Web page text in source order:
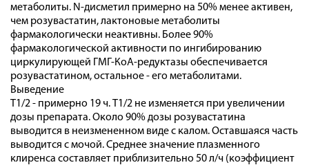
метаболиты. N-дисметил примерно на 50% менее активен,
чем розувастатин, лактоновые метаболиты
фармакологически неактивны. Более 90%
фармакологической активности по ингибированию
циркулирующей ГМГ-КоА-редуктазы обеспечивается
розувастатином, остальное - его метаболитами.
Выведение
Т1/2 - примерно 19 ч. Т1/2 не изменяется при увеличении
дозы препарата. Около 90% дозы розувастатина
выводится в неизмененном виде с калом. Оставшаяся часть
выводится с мочой. Среднее значение плазменного
клиренса составляет приблизительно 50 л/ч (коэффициент